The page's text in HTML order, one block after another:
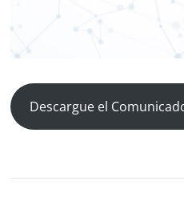
Descargue el